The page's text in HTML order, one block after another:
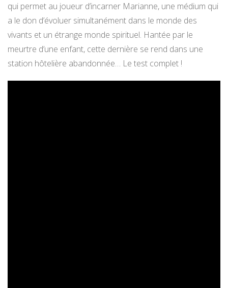
qui permet au joueur d’incarner Marianne, une médium qui
a le don d’évoluer simultanément dans le monde des
vivants et un étrange monde spirituel. Hantée par le
meurtre d’une enfant, cette dernière se rend dans une
station hôtelière abandonnée… Le test complet !